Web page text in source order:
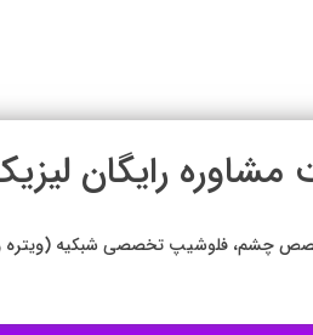
رایگان
چشم، فلوشیپ تخصصی شبکیه (ویتره و